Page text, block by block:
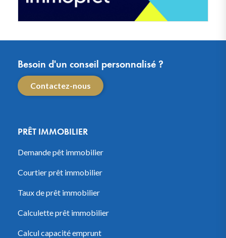
Besoin d'un conseil personnalisé ?
Contactez-nous
PRÊT IMMOBILIER
Demande pêt immobilier
Courtier prêt immobilier
Taux de prêt immobilier
Calculette prêt immobilier
Calcul capacité emprunt